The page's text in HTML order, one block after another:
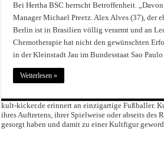
Bei Hertha BSC herrscht Betroffenheit.
Manager Michael Preetz. Alex Alves (37), der
Berlin ist in Brasilien völlig verarmt und an
Chemotherapie hat nicht den gewünschten
in der Kleinstadt Jau im Bundesstaat Sao
Weiterlesen »
kult-kicker.de erinnert an einzigartige Fußballer.
ihres Auftretens, ihrer Spielweise oder abseits des
gesorgt haben und damit zu einer Kultfigur